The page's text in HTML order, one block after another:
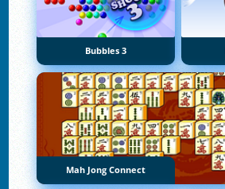
Bubbles 3
Mah Jong Connect